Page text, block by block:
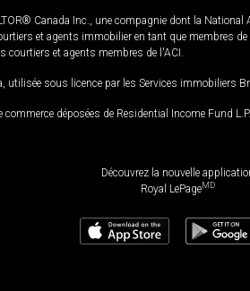
Canada Inc., une compagnie dont la
et agents immobilier en tant que membres
courtiers et agents membres de l'ACI.
utilisée sous licence par les Services immobiliers
commerce déposées de Residential Income Fund
Découvrez la nouvelle
Royal LePageMD